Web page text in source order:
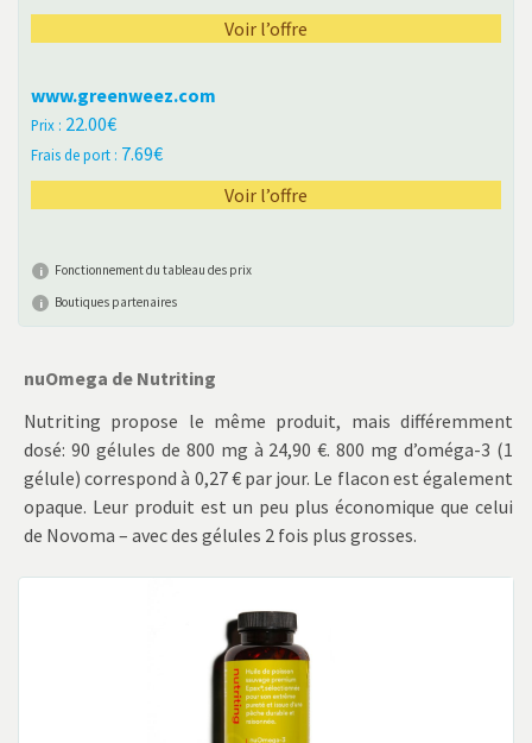
Voir l’offre
www.greenweez.com
22.00
7.69
Voir l’offre
Fonctionnement du tableau des prix
Boutiques partenaires
nuOmega de Nutriting
Nutriting propose le même produit, mais différemment
dosé: 90 gélules de 800 mg à 24,90 €. 800 mg d’oméga-3 (1
gélule) correspond à 0,27 € par jour. Le flacon est également
opaque. Leur produit est un peu plus économique que celui
de Novoma – avec des gélules 2 fois plus grosses.